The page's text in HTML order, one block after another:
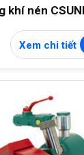
khí nén
Xem chi tiết